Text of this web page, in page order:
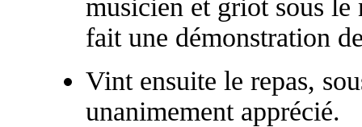
musicien et griot sous
fait une démonstration
Vint ensuite le repas,
unanimement apprécié.